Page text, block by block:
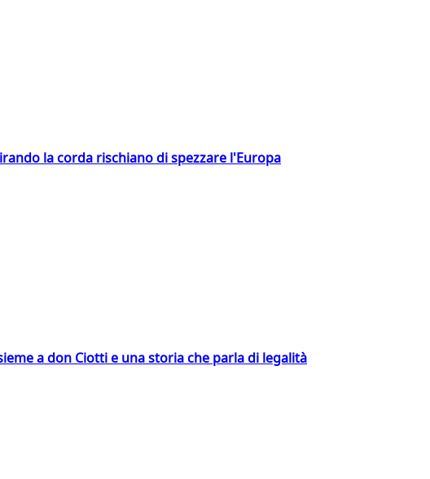
la corda rischiano di spezzare l'Europa
a don Ciotti e una storia che parla di legalità